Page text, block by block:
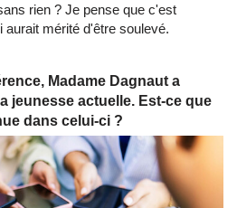
rien ? Je pense que c'est
aurait mérité d'être soulevé.
Madame Dagnaut a
jeunesse actuelle. Est-ce que
dans celui-ci ?